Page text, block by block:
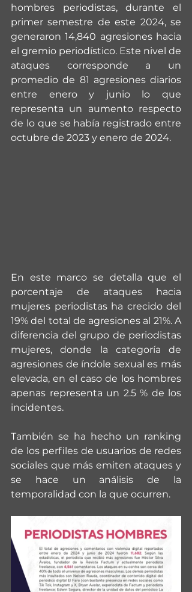
hombres periodistas, durante el
primer semestre de este 2024, se
generaron 14,840 agresiones hacia
el gremio periodístico. Este nivel de
ataques corresponde a un
promedio de 81 agresiones diarios
entre enero y junio lo que
representa un aumento respecto
de lo que se había registrado entre
octubre de 2023 y enero de 2024.
En este marco se detalla que el
porcentaje de ataques hacia
mujeres periodistas ha crecido del
19% del total de agresiones al 21%. A
diferencia del grupo de periodistas
mujeres, donde la categoría de
agresiones de índole sexual es más
elevada, en el caso de los hombres
apenas representa un 2.5 % de los
incidentes.
También se ha hecho un ranking
de los perfiles de usuarios de redes
sociales que más emiten ataques y
se hace un análisis de la
temporalidad con la que ocurren.